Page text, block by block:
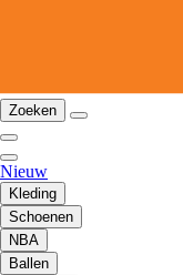
Zoeken
Nieuw
Kleding
Schoenen
NBA
Ballen